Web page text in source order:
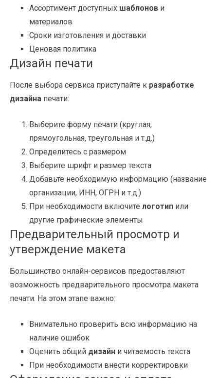
Ассортимент доступных шаблонов и
материалов
Сроки изготовления и доставки
Ценовая политика
Дизайн печати
После выбора сервиса приступайте к разработке
дизайна печати:
Выберите форму печати (круглая,
прямоугольная, треугольная и т.д.)
Определитесь с размером
Выберите шрифт и размер текста
Добавьте необходимую информацию (название
организации, ИНН, ОГРН и т.д.)
При необходимости включите логотип или
другие графические элементы
Предварительный просмотр и
утверждение макета
Большинство онлайн-сервисов предоставляют
возможность предварительного просмотра макета
печати. На этом этапе важно:
Внимательно проверить всю информацию на
наличие ошибок
Оценить общий дизайн и читаемость текста
При необходимости внести корректировки